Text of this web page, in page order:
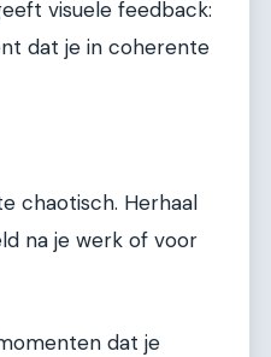
visuele feedback:
dat je in coherente
chaotisch. Herhaal
na je werk of voor
dat je